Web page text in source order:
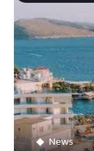
News